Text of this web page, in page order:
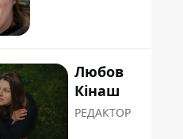
Любов
Кінаш
РЕДАКТОР